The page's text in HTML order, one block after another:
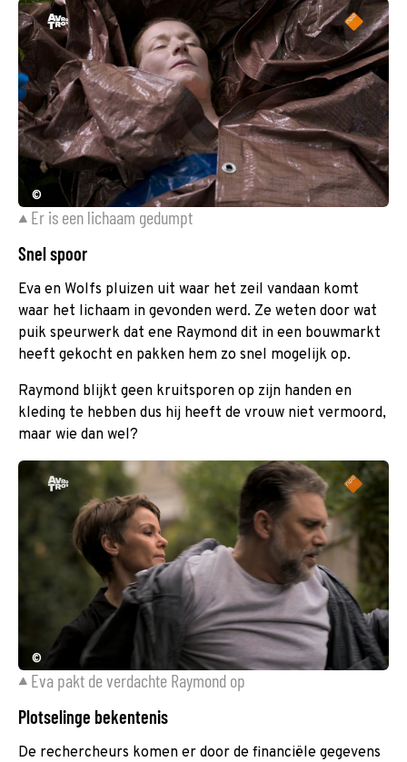
©
Er is een lichaam gedumpt
Snel spoor
Eva en Wolfs pluizen uit waar het zeil vandaan komt
waar het lichaam in gevonden werd. Ze weten door wat
puik speurwerk dat ene Raymond dit in een bouwmarkt
heeft gekocht en pakken hem zo snel mogelijk op.
Raymond blijkt geen kruitsporen op zijn handen en
kleding te hebben dus hij heeft de vrouw niet vermoord,
maar wie dan wel?
©
Eva pakt de verdachte Raymond op
Plotselinge bekentenis
De rechercheurs komen er door de financiële gegevens